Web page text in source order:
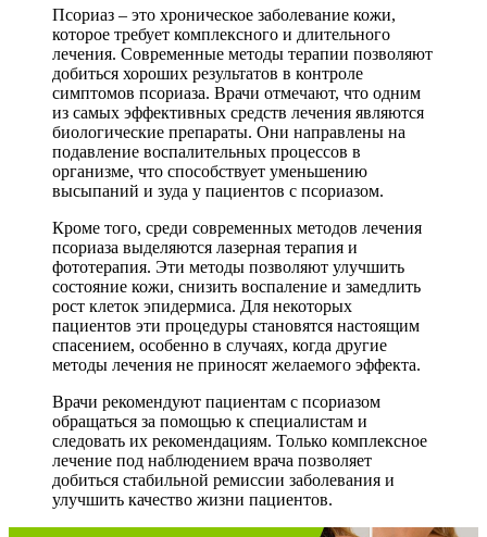
Псориаз – это хроническое заболевание кожи,
которое требует комплексного и длительного
лечения. Современные методы терапии позволяют
добиться хороших результатов в контроле
симптомов псориаза. Врачи отмечают, что одним
из самых эффективных средств лечения являются
биологические препараты. Они направлены на
подавление воспалительных процессов в
организме, что способствует уменьшению
высыпаний и зуда у пациентов с псориазом.
Кроме того, среди современных методов лечения
псориаза выделяются лазерная терапия и
фототерапия. Эти методы позволяют улучшить
состояние кожи, снизить воспаление и замедлить
рост клеток эпидермиса. Для некоторых
пациентов эти процедуры становятся настоящим
спасением, особенно в случаях, когда другие
методы лечения не приносят желаемого эффекта.
Врачи рекомендуют пациентам с псориазом
обращаться за помощью к специалистам и
следовать их рекомендациям. Только комплексное
лечение под наблюдением врача позволяет
добиться стабильной ремиссии заболевания и
улучшить качество жизни пациентов.